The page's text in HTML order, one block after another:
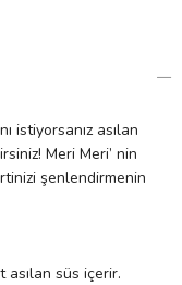
istiyorsanız asılan
Meri Meri’ nin
şenlendirmenin
süs içerir.